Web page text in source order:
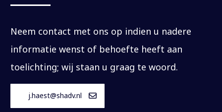
Neem contact met ons op indien u nadere
informatie wenst of behoefte heeft aan
toelichting; wij staan u graag te woord.
j.haest@shadv.nl